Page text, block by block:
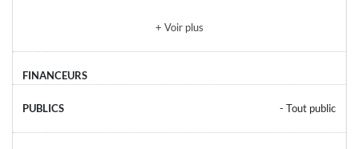
+ Voir plus
- Tout public